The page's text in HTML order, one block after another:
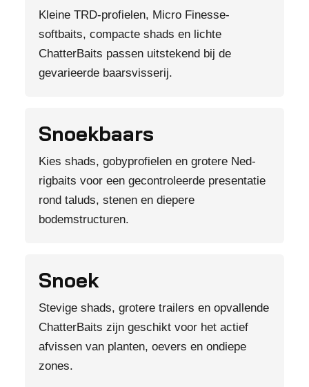
Kleine TRD-profielen, Micro Finesse-
softbaits, compacte shads en lichte
ChatterBaits passen uitstekend bij de
gevarieerde baarsvisserij.
Snoekbaars
Kies shads, gobyprofielen en grotere Ned-
rigbaits voor een gecontroleerde presentatie
rond taluds, stenen en diepere
bodemstructuren.
Snoek
Stevige shads, grotere trailers en opvallende
ChatterBaits zijn geschikt voor het actief
afvissen van planten, oevers en ondiepe
zones.